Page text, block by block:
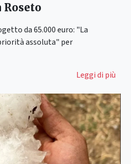
Roseto
da 65.000 euro: "La
assoluta" per
Leggi di più